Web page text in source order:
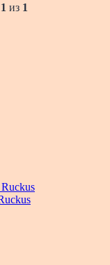
1 из 1